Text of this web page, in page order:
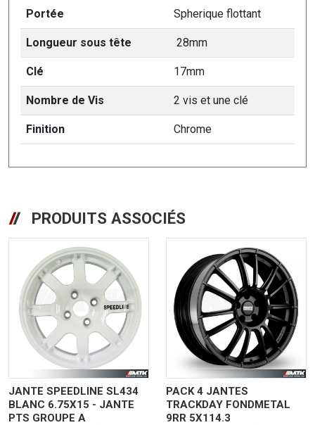
Portée Spherique flottant
Longueur sous tête 28mm
Clé 17mm
Nombre de Vis 2 vis et une clé
Finition Chrome
PRODUITS ASSOCIÉS
JANTE SPEEDLINE SL434
BLANC 6.75X15 - JANTE
PTS GROUPE A
PACK 4 JANTES
TRACKDAY FONDMETAL
9RR 5X114.3